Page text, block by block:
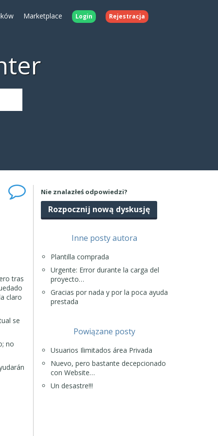
Marketplace Login Rejestracja
tras
claro
se
no
Nie znalazłeś odpowiedzi?
Rozpocznij nową dyskusję
Inne posty autora
Plantilla comprada
Urgente: Error durante la carga del
proyecto…
Gracias por nada y por la poca ayuda
prestada
Powiązane posty
Usuarios Ilimitados área Privada
Nuevo, pero bastante decepcionado
con Website…
Un desastre!!!